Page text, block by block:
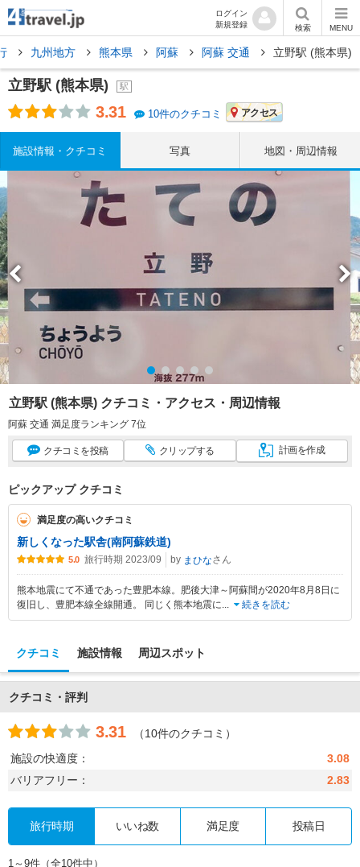
ログイン
新規登録
検索 MENU
九州地方 熊本県 阿蘇 阿蘇 交通 立野駅 (熊本県)
立野駅 (熊本県) 駅
3.31 10件のクチコミ アクセス
施設情報・クチコミ 写真 地図・周辺情報
立野駅 (熊本県) クチコミ・アクセス・周辺情報
阿蘇 交通 満足度ランキング 7位
クチコミ を投稿 クリップする 計画を作成
ピックアップ クチコミ
満足度の高いクチコミ
新しくなった駅舎(南阿蘇鉄道)
5.0 旅行時期 2023/09 by まひなさん
熊本地震にて不通であった豊肥本線。肥後大津～阿蘇間が2020年8月8日に
復旧し、豊肥本線全線開通。 同じく熊本地震に... 続きを読む
クチコミ 施設情報 周辺スポット
クチコミ・評判
3.31
（10件のクチコミ）
施設の快適度：
3.08
バリアフリー：
2.83
旅行時期 いいね数 満足度 投稿日
1～9件（全10件中）